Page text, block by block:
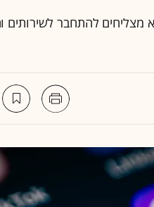
להתחבר לשירותים